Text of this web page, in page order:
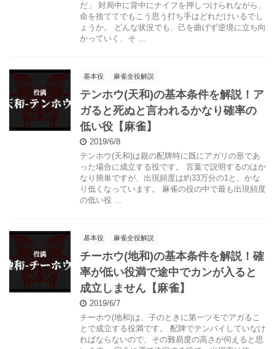
だ」 対局中に背中にナイフを押しつけられながら、
命を捨ててでもこう思う打ち手はどれだけいるでし
ょうか。 どんな状況でも、己を曲げず逆境に立ち向
かっていく、そ ...
基本役 麻雀全役解説
テンホウ(天和)の基本条件を解説！ア
ガると死ぬと言われるかなり確率の
低い役【麻雀】
2019/6/8
テンホウ(天和)は親の配牌時に既にアガリの形であ
った場合に成立する役です。 言葉で説明するのはか
なり簡単ですが、出現頻度は約33万分の1と、かな
り低くなっています。 麻雀の役の中で最も出現頻度
の低い役 ...
基本役 麻雀全役解説
チーホウ(地和)の基本条件を解説！確
率が低い役満で途中でカンが入ると
成立しません【麻雀】
2019/6/7
チーホウ(地和)は、子のときに第一ツモでアガるこ
とで成立する役満です。 配牌でテンパイしていなけ
ればならないので、その難易度の高さが伺えると思